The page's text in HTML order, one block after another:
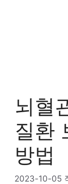
뇌혈
질환
방법
2023-10-05